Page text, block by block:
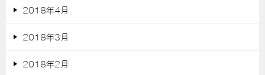
2018年4月
2018年3月
2018年2月